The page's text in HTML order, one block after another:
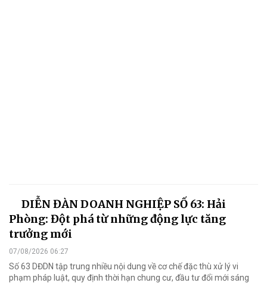
DIỄN ĐÀN DOANH NGHIỆP SỐ 63: Hải
Phòng: Đột phá từ những động lực tăng
trưởng mới
07/08/2026 06:27
Số 63 DĐDN tập trung nhiều nội dung về cơ chế đặc thù xử lý vi
phạm pháp luật, quy định thời hạn chung cư, đầu tư đổi mới sáng